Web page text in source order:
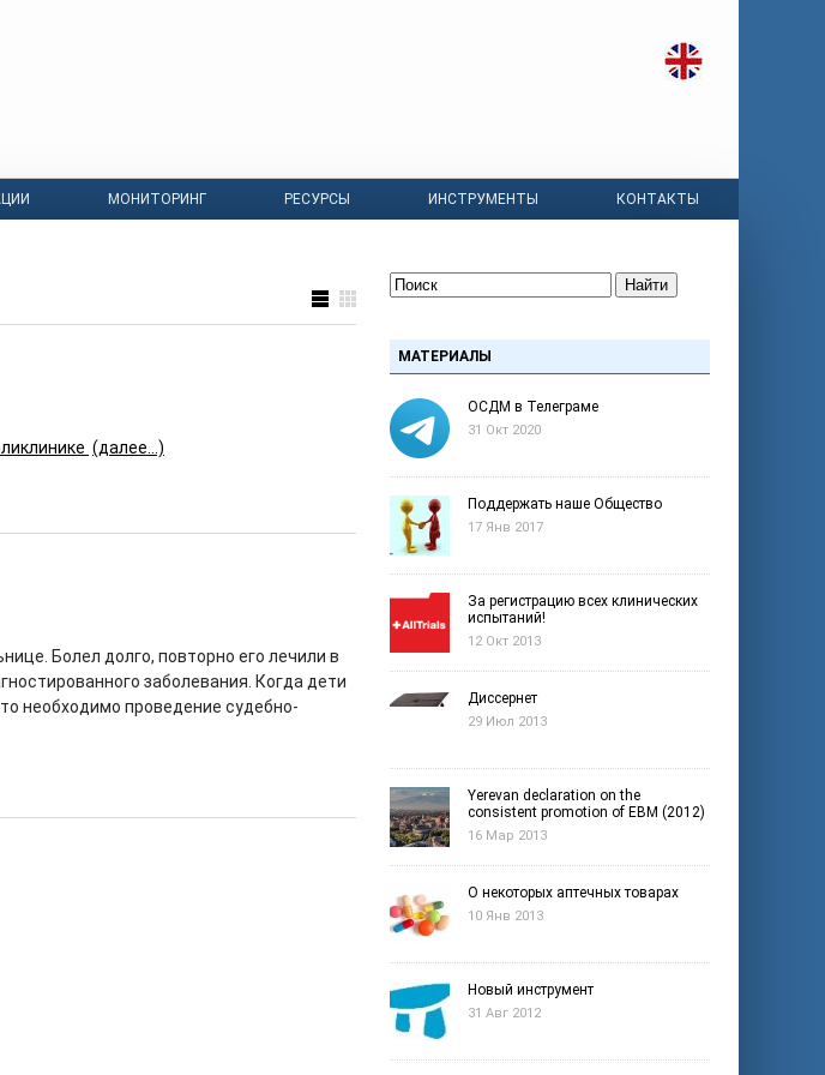
МОНИТОРИНГ РЕСУРСЫ ИНСТРУМЕНТЫ КОНТАКТЫ
(далее…)
Болел долго, повторно его лечили в
заболевания. Когда дети
необходимо проведение судебно-
Найти
МАТЕРИАЛЫ
ОСДМ в Телеграме
31 Окт 2020
Поддержать наше Общество
17 Янв 2017
За регистрацию всех клинических
испытаний!
12 Окт 2013
Диссернет
29 Июл 2013
Yerevan declaration on the
consistent promotion of EBM (2012)
16 Мар 2013
О некоторых аптечных товарах
10 Янв 2013
Новый инструмент
31 Авг 2012